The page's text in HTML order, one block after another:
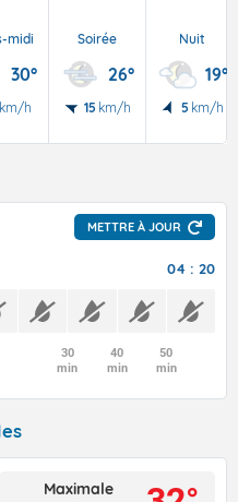
midi
30°
km/h
Soirée
26°
15 km/h
Nuit
19°
5 km/h
METTRE À JOUR
04 : 20
30
min
40
min
50
min
Maximale